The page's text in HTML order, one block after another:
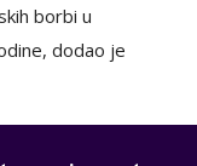
borbi u
dodao je